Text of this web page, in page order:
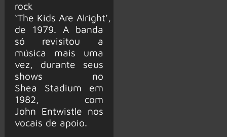
rock
‘The Kids Are Alright’,
de 1979. A banda
só revisitou a
música mais uma
vez, durante seus
shows no
Shea Stadium em
1982, com
John Entwistle nos
vocais de apoio.